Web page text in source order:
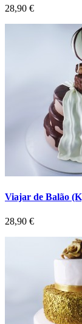
Preço
28,90 €
Viajar de Balão
Preço
28,90 €